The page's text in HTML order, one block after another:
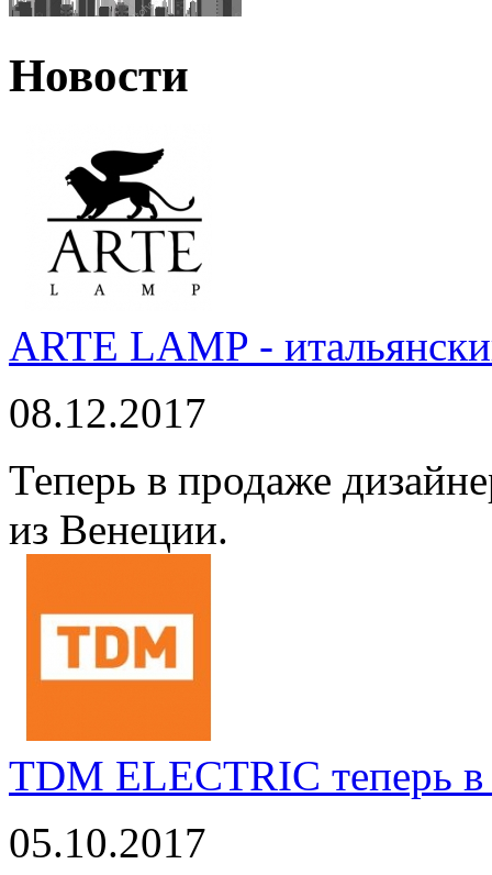
Новости
ARTE LAMP -
08.12.2017
Теперь в продаже
из Венеции.
TDM ELECTRIC теперь
05.10.2017